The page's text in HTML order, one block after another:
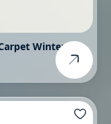
Winter 180